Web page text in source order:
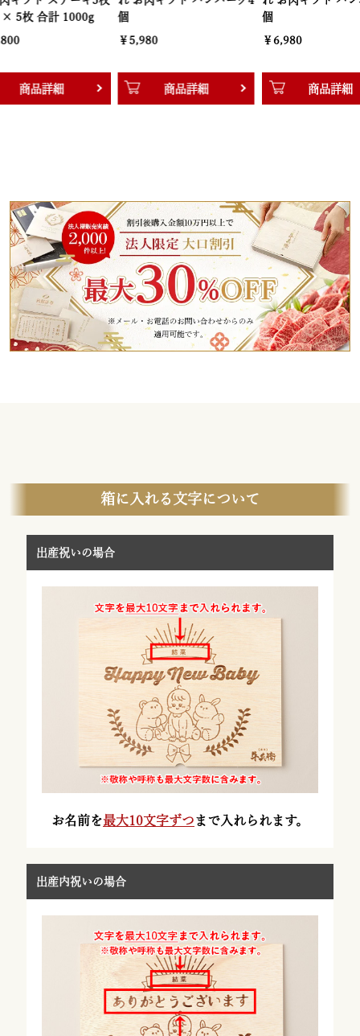
個
￥5,980
商品詳細
￥6,980
商品詳細
￥7,980
商
箱に入れる文字について
出産祝いの場合
お名前を最大10文字ずつまで入れられます。
出産内祝いの場合